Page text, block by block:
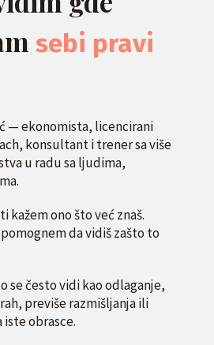
sebi pravi
— ekonomista, licencirani
konsultant i trener sa više
u radu sa ljudima,
kažem ono što već znaš.
da vidiš zašto to
se često vidi kao odlaganje,
previše razmišljanja ili
iste obrasce.